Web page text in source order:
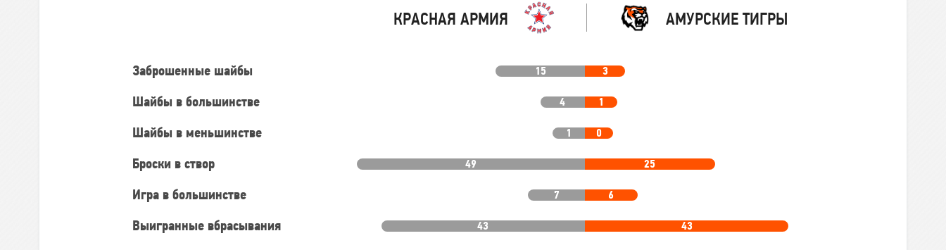
КРАСНАЯ АРМИЯ АМУРСКИЕ ТИГРЫ
Заброшенные шайбы 15 3
Шайбы в большинстве 4 1
Шайбы в меньшинстве 1 0
Броски в створ 49 25
Игра в большинстве 7 6
Выигранные вбрасывания 43 43